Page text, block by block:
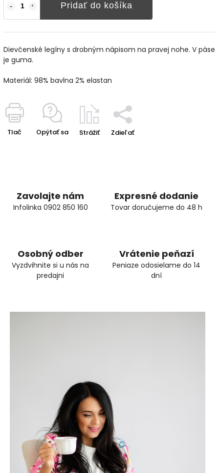
Pridať do košíka
Dievčenské legíny s drobným nápisom na pravej nohe. V páse
je guma.
Materiál: 98% bavlna 2% elastan
Tlač Opýtať sa Strážiť Zdieľať
Zavolajte nám
Infolinka 0902 850 160
Expresné dodanie
Tovar doručujeme do 48 h
Osobný odber
Vyzdvihnite si u nás na
predajni
Vrátenie peňazí
Peniaze odosielame do 14
dní